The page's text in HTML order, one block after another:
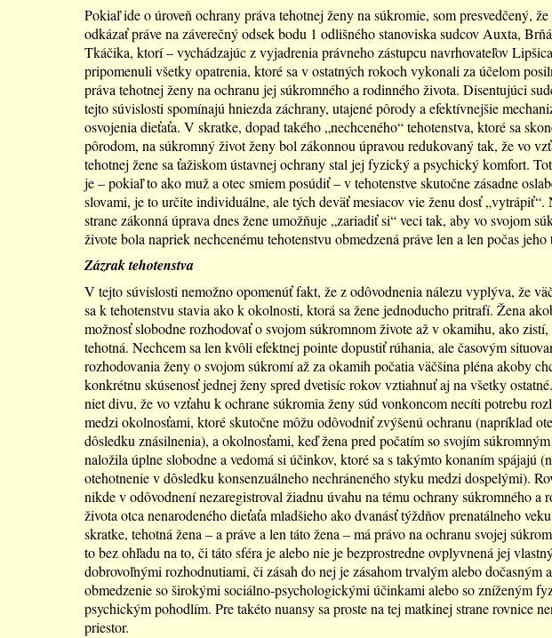
Pokiaľ ide o úroveň ochrany práva tehotnej ženy na súkromie, som presvedčený, že
odkázať práve na záverečný odsek bodu 1 odlišného stanoviska sudcov Auxta,
Tkáčika, ktorí – vychádzajúc z vyjadrenia právneho zástupcu navrhovateľov
pripomenuli všetky opatrenia, ktoré sa v ostatných rokoch vykonali za účelom
práva tehotnej ženy na ochranu jej súkromného a rodinného života. Disentujúci
tejto súvislosti spomínajú hniezda záchrany, utajené pôrody a efektívnejšie
osvojenia dieťaťa. V skratke, dopad takého „nechceného“ tehotenstva, ktoré sa
pôrodom, na súkromný život ženy bol zákonnou úpravou redukovaný tak, že vo
tehotnej žene sa ťažiskom ústavnej ochrany stal jej fyzický a psychický komfort.
je – pokiaľ to ako muž a otec smiem posúdiť – v tehotenstve skutočne zásadne
slovami, je to určite individuálne, ale tých deväť mesiacov vie ženu dosť „vytrápiť“.
strane zákonná úprava dnes žene umožňuje „zariadiť si“ veci tak, aby vo svojom
živote bola napriek nechcenému tehotenstvu obmedzená práve len a len počas jeho
Zázrak tehotenstva
V tejto súvislosti nemožno opomenúť fakt, že z odôvodnenia nálezu vyplýva, že
sa k tehotenstvu stavia ako k okolnosti, ktorá sa žene jednoducho pritrafí. Žena
možnosť slobodne rozhodovať o svojom súkromnom živote až v okamihu, ako zistí,
tehotná. Nechcem sa len kvôli efektnej pointe dopustiť rúhania, ale časovým
rozhodovania ženy o svojom súkromí až za okamih počatia väčšina pléna akoby
konkrétnu skúsenosť jednej ženy spred dvetisíc rokov vztiahnuť aj na všetky
niet divu, že vo vzťahu k ochrane súkromia ženy súd vonkoncom necíti potrebu
medzi okolnosťami, ktoré skutočne môžu odôvodniť zvýšenú ochranu (napríklad
dôsledku znásilnenia), a okolnosťami, keď žena pred počatím so svojím
naložila úplne slobodne a vedomá si účinkov, ktoré sa s takýmto konaním spájajú
otehotnenie v dôsledku konsenzuálneho nechráneného styku medzi dospelými).
nikde v odôvodnení nezaregistroval žiadnu úvahu na tému ochrany súkromného a
života otca nenarodeného dieťaťa mladšieho ako dvanásť týždňov prenatálneho
skratke, tehotná žena – a práve a len táto žena – má právo na ochranu svojej
to bez ohľadu na to, či táto sféra je alebo nie je bezprostredne ovplyvnená jej
dobrovoľnými rozhodnutiami, či zásah do nej je zásahom trvalým alebo dočasným
obmedzenie so širokými sociálno-psychologickými účinkami alebo so zníženým
psychickým pohodlím. Pre takéto nuansy sa proste na tej matkinej strane rovnice
priestor.